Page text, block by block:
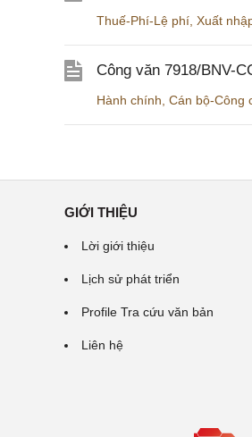
Thuế-Phí-Lệ phí Xuất
Công văn 7918/BNV-
Hành chính Cán bộ-Công
GIỚI THIỆU
Lời giới thiệu
Lịch sử phát triển
Profile Tra cứu văn bản
Liên hệ